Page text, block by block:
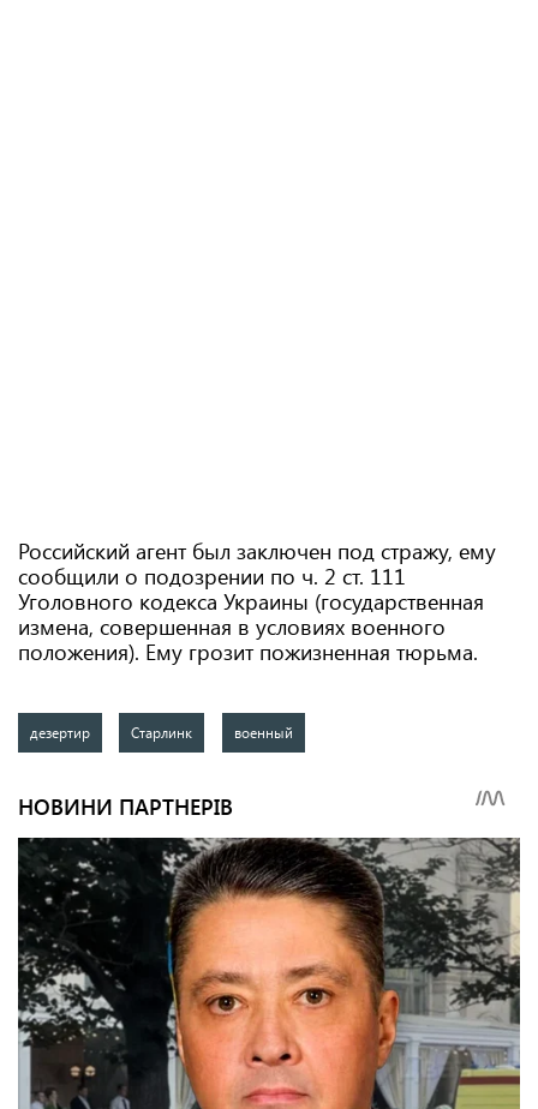
Российский агент был заключен под стражу, ему
сообщили о подозрении по ч. 2 ст. 111
Уголовного кодекса Украины (государственная
измена, совершенная в условиях военного
положения). Ему грозит пожизненная тюрьма.
дезертир Старлинк военный